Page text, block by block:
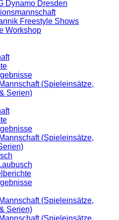
Dynamo Dresden
Freestyle Shows
Workshop
(Spieleinsätze,
Serien)
(Spieleinsätze,
(Spieleinsätze,
Serien)
(Spieleinsätze,